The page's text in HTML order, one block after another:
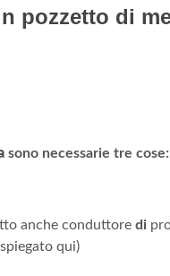
pozzetto di
sono necessarie tre cose:
anche conduttore di
qui)